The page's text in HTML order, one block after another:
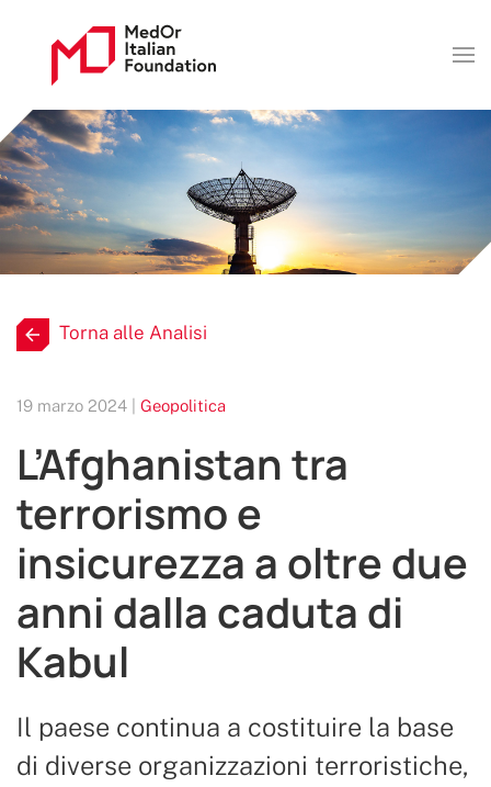
Torna alle Analisi
19 marzo 2024 | Geopolitica
L’Afghanistan tra
terrorismo e
insicurezza a oltre due
anni dalla caduta di
Kabul
Il paese continua a costituire la base
di diverse organizzazioni terroristiche,